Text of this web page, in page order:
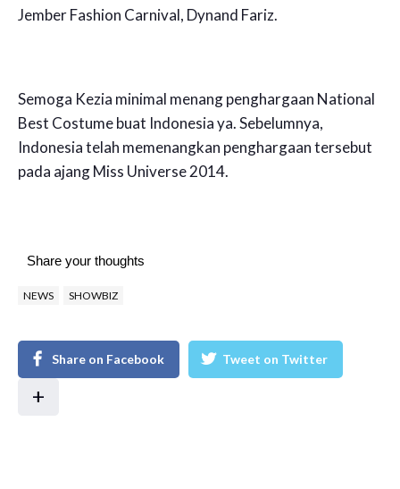
Jember Fashion Carnival, Dynand Fariz.
Semoga Kezia minimal menang penghargaan National
Best Costume buat Indonesia ya. Sebelumnya,
Indonesia telah memenangkan penghargaan tersebut
pada ajang Miss Universe 2014.
Share your thoughts
NEWS SHOWBIZ
Share on Facebook Tweet on Twitter
+